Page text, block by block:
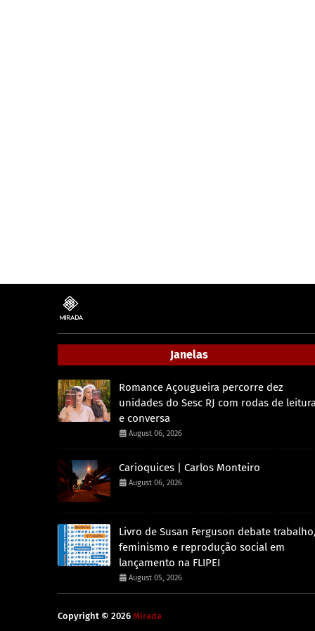
Janelas
Romance Açougueira percorre dez
unidades do Sesc RJ com rodas de
e conversa
August 06, 2026
Carioquices | Carlos Monteiro
August 06, 2026
Livro de Susan Ferguson debate
feminismo e reprodução social em
lançamento na FLIPEI
August 05, 2026
Copyright © 2026 Mirada